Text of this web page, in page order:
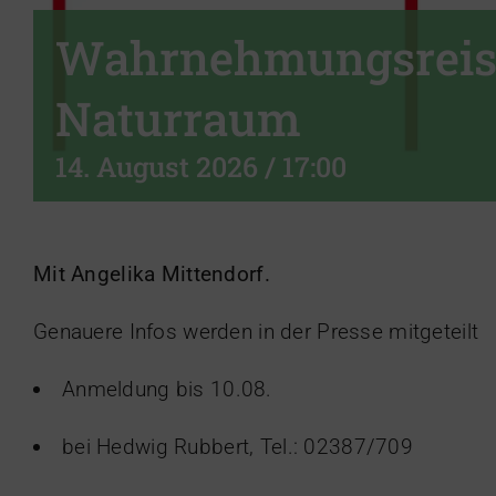
Naturraum
14. August 2026 / 17:00
Mit Angelika Mittendorf.
Genauere Infos werden in der Presse mitgeteilt
Anmeldung bis 10.08.
bei Hedwig Rubbert, Tel.: 02387/709